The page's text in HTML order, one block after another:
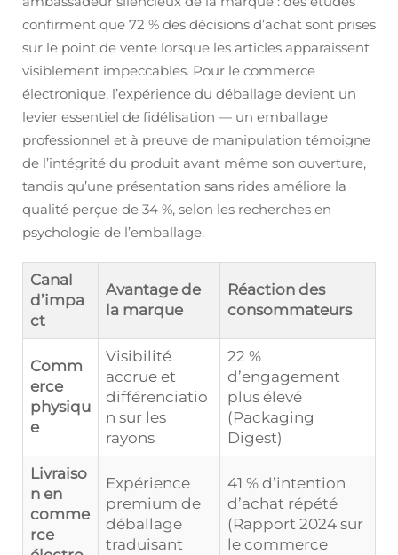
confirment que 72 % des décisions d’achat sont prises
sur le point de vente lorsque les articles apparaissent
visiblement impeccables. Pour le commerce
électronique, l’expérience du déballage devient un
levier essentiel de fidélisation — un emballage
professionnel et à preuve de manipulation témoigne
de l’intégrité du produit avant même son ouverture,
tandis qu’une présentation sans rides améliore la
qualité perçue de 34 %, selon les recherches en
psychologie de l’emballage.
Canal
d’impa
ct
Avantage de
la marque
Réaction des
consommateurs
Comm
erce
physiqu
e
Visibilité
accrue et
différenciatio
n sur les
rayons
22 %
d’engagement
plus élevé
(Packaging
Digest)
Livraiso
n en
comme
rce
Expérience
premium de
déballage
traduisant
41 % d’intention
d’achat répété
(Rapport 2024 sur
le commerce